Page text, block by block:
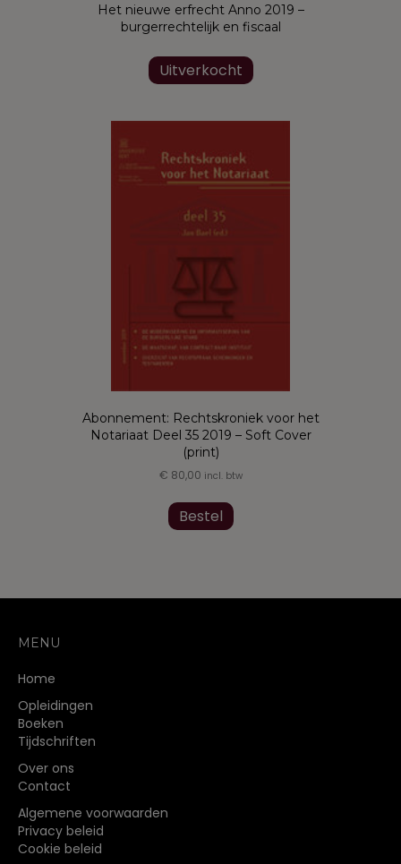
Het nieuwe erfrecht Anno 2019 –
burgerrechtelijk en fiscaal
Uitverkocht
Abonnement: Rechtskroniek voor het
Notariaat Deel 35 2019 – Soft Cover
(print)
€ 80,00 incl. btw
Bestel
MENU
Home
Opleidingen
Boeken
Tijdschriften
Over ons
Contact
Algemene voorwaarden
Privacy beleid
Cookie beleid